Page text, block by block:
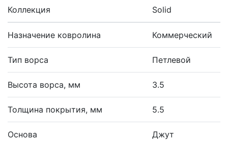
Коллекция
Solid
Назначение ковролина Коммерческий
Тип ворса Петлевой
Высота ворса, мм 3.5
Толщина покрытия, мм 5.5
Основа Джут